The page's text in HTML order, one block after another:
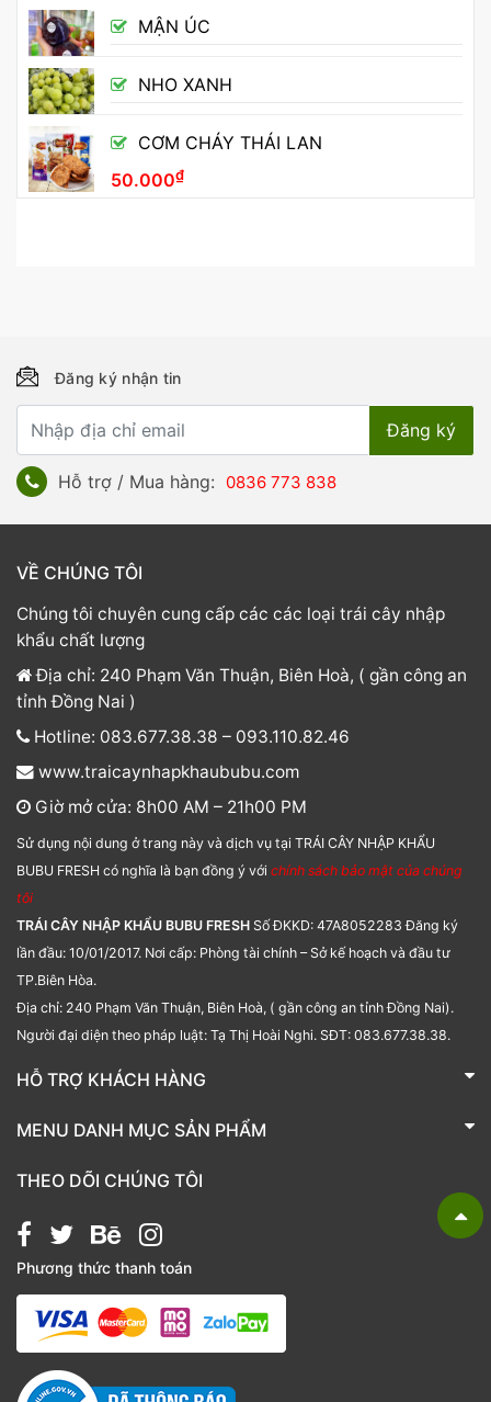
MẬN ÚC
NHO XANH
CƠM CHÁY THÁI LAN
50.000₫
Đăng ký nhận tin
Hỗ trợ / Mua hàng: 0836 773 838
VỀ CHÚNG TÔI
Chúng tôi chuyên cung cấp các các loại trái cây nhập
khẩu chất lượng
Địa chỉ: 240 Phạm Văn Thuận, Biên Hoà, ( gần công an
tỉnh Đồng Nai )
Hotline: 083.677.38.38 – 093.110.82.46
www.traicaynhapkhaububu.com
Giờ mở cửa: 8h00 AM – 21h00 PM
Sử dụng nội dung ở trang này và dịch vụ tại TRÁI CÂY NHẬP KHẨU
BUBU FRESH có nghĩa là bạn đồng ý với chính sách bảo mật của chúng
tôi
TRÁI CÂY NHẬP KHẨU BUBU FRESH Số ĐKKD: 47A8052283 Đăng ký
lần đầu: 10/01/2017. Nơi cấp: Phòng tài chính – Sở kế hoạch và đầu tư
TP.Biên Hòa.
Địa chỉ: 240 Phạm Văn Thuận, Biên Hoà, ( gần công an tỉnh Đồng Nai).
Người đại diện theo pháp luật: Tạ Thị Hoài Nghi. SĐT: 083.677.38.38.
HỖ TRỢ KHÁCH HÀNG
TRÁI CÂY NHẬP KHẨU BUBU FRESH
MENU DANH MỤC SẢN PHẨM
Bánh kẹo
Giỏ quà tặng
Hạt chia
Hạt dẻ cười
Hạt hạnh nhân
Hạt macca
THEO DÕI CHÚNG TÔI
Phương thức thanh toán